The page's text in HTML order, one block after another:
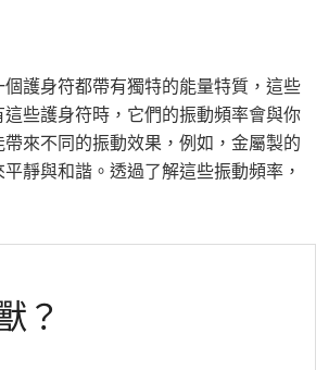
護身符都帶有獨特的能量特質，這些
些護身符時，它們的振動頻率會與你
來不同的振動效果，例如，金屬製的
靜與和諧。透過了解這些振動頻率，
？